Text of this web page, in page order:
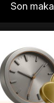
Son